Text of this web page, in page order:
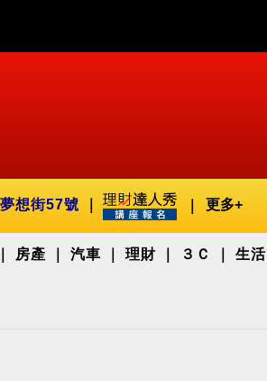
夢想街57號 更多+
房產 汽車 理財 ３Ｃ 生活